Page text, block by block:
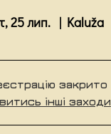
25 лип.
  |
Kaluža
закрито
інші заходи